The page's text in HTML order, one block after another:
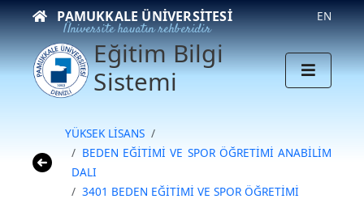
PAMUKKALE ÜNIVERSITESI
Üniversite hayatın rehberidir
EN
Eğitim Bilgi
Sistemi
YÜKSEK LİSANS
BEDEN EĞİTİMİ VE SPOR ÖĞRETİMİ ANABİLİM
DALI
3401 BEDEN EĞİTİMİ VE SPOR ÖĞRETİMİ